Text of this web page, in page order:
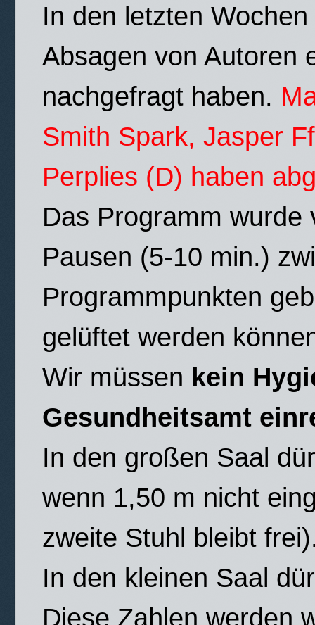
In den letzten
Absagen von Autoren
nachgefragt haben.
Smith Spark, Jasper
Perplies (D) haben
Das Programm
Pausen (5-10 min.)
Programmpunkten
gelüftet werden
Wir müssen kein
Gesundheitsamt
In den großen Saal
wenn 1,50 m nicht
zweite Stuhl bleibt
In den kleinen Saal
Diese Zahlen werden